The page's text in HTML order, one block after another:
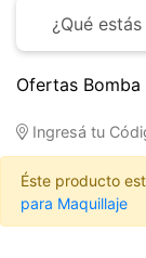
Ofertas Bomba
Ingresá tu
Éste producto
para Maquillaje